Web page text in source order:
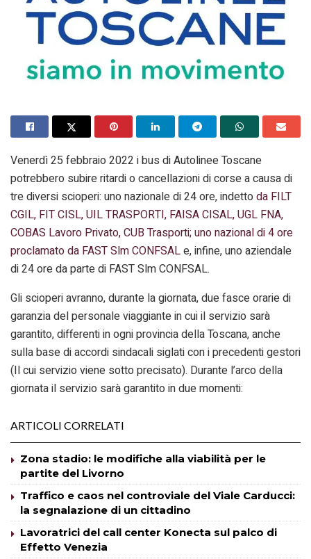
Venerdì 25 febbraio 2022 i bus di Autolinee Toscane
potrebbero subire ritardi o cancellazioni di corse a causa di
tre diversi scioperi: uno nazionale di 24 ore, indettoda FILT
CGIL, FIT CISL, UIL TRASPORTI, FAISA CISAL, UGL FNA,
COBAS Lavoro Privato, CUB Trasporti; uno nazional di 4 ore
proclamato da FAST Slm CONFSALe, infine, uno aziendale
di 24 ore da parte di FAST Slm CONFSAL.
Gli scioperi avranno, durante la giornata, due fasce orarie di
garanzia del personale viaggiante in cui il servizio sarà
garantito, differenti in ogni provincia della Toscana, anche
sulla base di accordi sindacali siglati con i precedenti gestori
(Il cui servizio viene sotto precisato). Durante l’arco della
giornata il servizio sarà garantito in due momenti:
ARTICOLI CORRELATI
Zona stadio: le modifiche alla viabilità per le
partite del Livorno
Traffico e caos nel controviale del Viale Carducci:
la segnalazione di un cittadino
Lavoratrici del call center Konecta sul palco di
Effetto Venezia